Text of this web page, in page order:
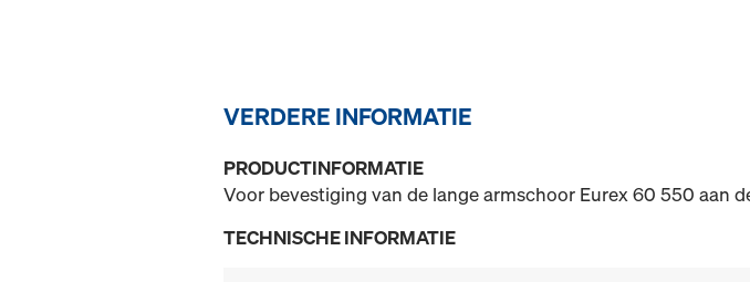
VERDERE INFORMATIE
PRODUCTINFORMATIE
Voor bevestiging van de lange armschoor Eurex 60 550 aan
TECHNISCHE INFORMATIE